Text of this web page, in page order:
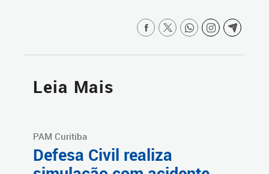
Leia Mais
PAM Curitiba
Defesa Civil realiza